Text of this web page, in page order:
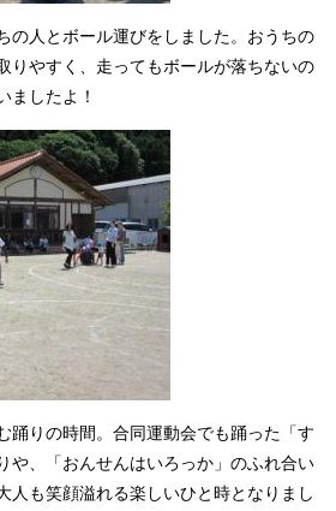
の人とボール運びをしました。おうちの
りやすく、走ってもボールが落ちないの
ましたよ！
踊りの時間。合同運動会でも踊った「す
や、「おんせんはいろっか」のふれ合い
人も笑顔溢れる楽しいひと時となりまし